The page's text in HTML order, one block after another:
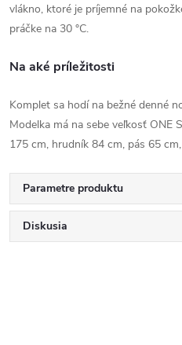
vlákno, ktoré je príjemné na
práčke na 30 °C.
Na aké príležitosti
Komplet sa hodí na bežné denné
Modelka má na sebe veľkosť ONE
175 cm, hrudník 84 cm, pás 65
Parametre produktu
Diskusia